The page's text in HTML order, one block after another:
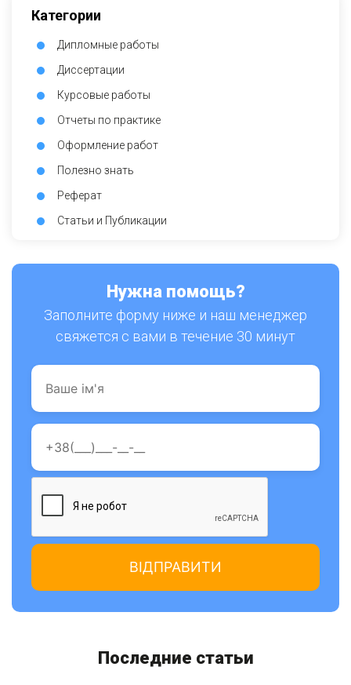
Категории
Дипломные работы
Диссертации
Курсовые работы
Отчеты по практике
Оформление работ
Полезно знать
Реферат
Статьи и Публикации
Нужна помощь?
Заполните форму ниже и наш менеджер
свяжется с вами в течение 30 минут
Последние статьи